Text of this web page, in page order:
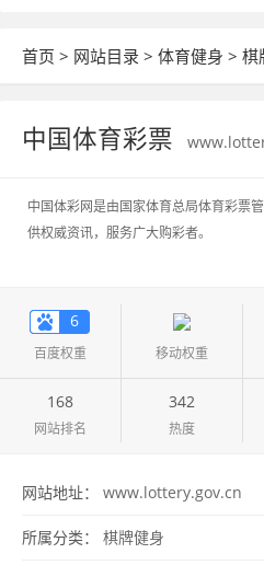
首页 > 网站目录 > 体育健身 > 棋
中国体育彩票
中国体彩网是由国家体育总局体育彩票
供权威资讯，服务广大购彩者。
6
百度权重 移动权重
168
网站排名
342
热度
网站地址： www.lottery.gov.cn
所属分类： 棋牌健身